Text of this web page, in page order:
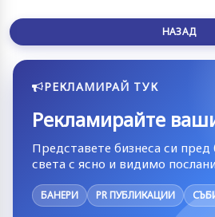
НАЗАД
РЕКЛАМИРАЙ ТУК
Рекламирайте
Представете бизнеса си пред
света с ясно и видимо
БАНЕРИ PR ПУБЛИКАЦИИ